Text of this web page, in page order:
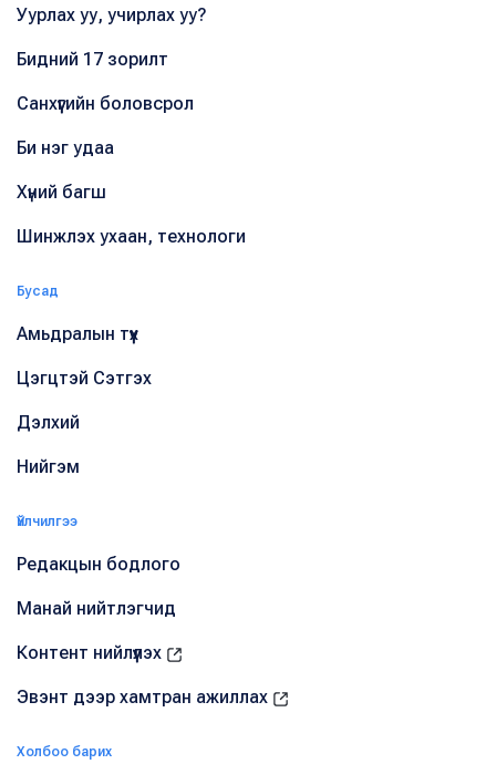
Уурлах уу, учирлах уу?
Бидний 17 зорилт
Санхүүгийн боловсрол
Би нэг удаа
Хүний багш
Шинжлэх ухаан, технологи
Бусад
Амьдралын түүх
Цэгцтэй Сэтгэх
Дэлхий
Нийгэм
Үйлчилгээ
Редакцын бодлого
Манай нийтлэгчид
Контент нийлүүлэх
Эвэнт дээр хамтран ажиллах
Холбоо барих